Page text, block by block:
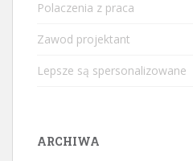
Polaczenia z praca
Zawod projektant
Lepsze są spersonalizowane
ARCHIWA